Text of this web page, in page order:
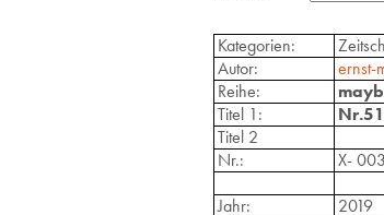
Kategorien:
Autor:
ernst-
Reihe:
Titel 1:
Titel 2
Nr.:
X-
Jahr:
2019